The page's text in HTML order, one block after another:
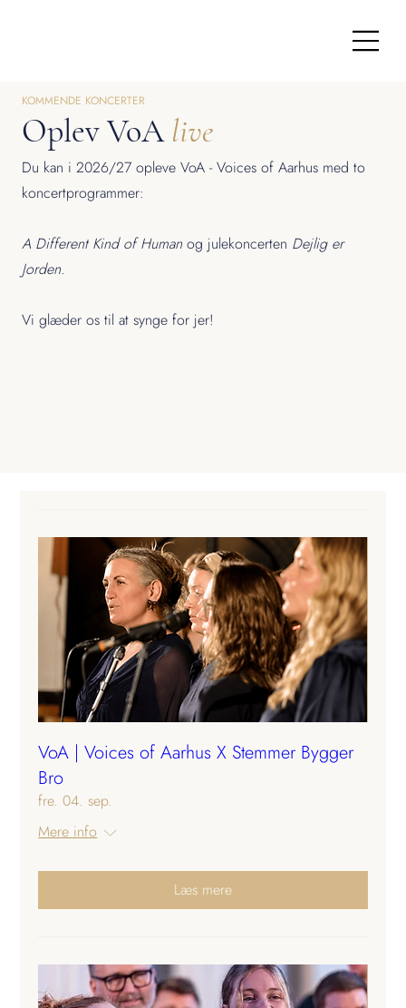
KOMMENDE KONCERTER
Oplev VoA live
Du kan i 2026/27 opleve VoA - Voices of Aarhus med to
koncertprogrammer:
A Different Kind of Humanog julekoncerten Dejlig er
Jorden.
Vi glæder os til at synge for jer!
VoA | Voices of Aarhus X Stemmer Bygger
Bro
fre. 04. sep.
Mere info
Læs mere